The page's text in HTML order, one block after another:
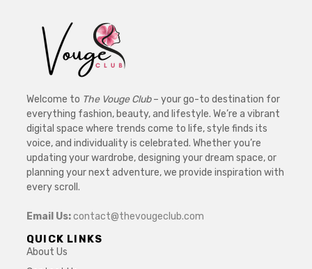
Welcome to The Vouge Club– your go-to destination for
everything fashion, beauty, and lifestyle. We’re a vibrant
digital space where trends come to life, style finds its
voice, and individuality is celebrated. Whether you’re
updating your wardrobe, designing your dream space, or
planning your next adventure, we provide inspiration with
every scroll.
Email Us:contact@thevougeclub.com
QUICK LINKS
About Us